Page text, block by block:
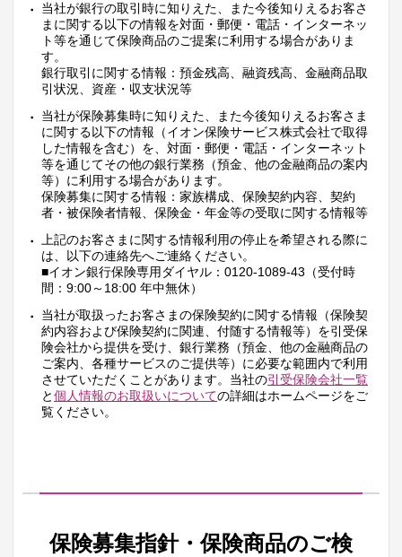
当社が銀行の取引時に知りえた、また今後知りえるお客さ
まに関する以下の情報を対面・郵便・電話・インターネッ
ト等を通じて保険商品のご提案に利用する場合がありま
す。
銀行取引に関する情報：預金残高、融資残高、金融商品取
引状況、資産・収支状況等
当社が保険募集時に知りえた、また今後知りえるお客さま
に関する以下の情報（イオン保険サービス株式会社で取得
した情報を含む）を、対面・郵便・電話・インターネット
等を通じてその他の銀行業務（預金、他の金融商品の案内
等）に利用する場合があります。
保険募集に関する情報：家族構成、保険契約内容、契約
者・被保険者情報、保険金・年金等の受取に関する情報等
上記のお客さまに関する情報利用の停止を希望される際に
は、以下の連絡先へご連絡ください。
■イオン銀行保険専用ダイヤル：0120-1089-43（受付時
間：9:00～18:00 年中無休）
当社が取扱ったお客さまの保険契約に関する情報（保険契
約内容および保険契約に関連、付随する情報等）を引受保
険会社から提供を受け、銀行業務（預金、他の金融商品の
ご案内、各種サービスのご提供等）に必要な範囲内で利用
させていただくことがあります。当社の引受保険会社一覧
と個人情報のお取扱いについての詳細はホームページをご
覧ください。
保険募集指針・保険商品のご検